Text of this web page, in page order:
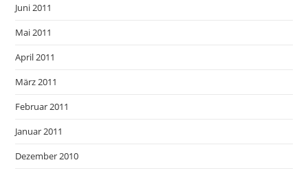
Juni 2011
Mai 2011
April 2011
März 2011
Februar 2011
Januar 2011
Dezember 2010